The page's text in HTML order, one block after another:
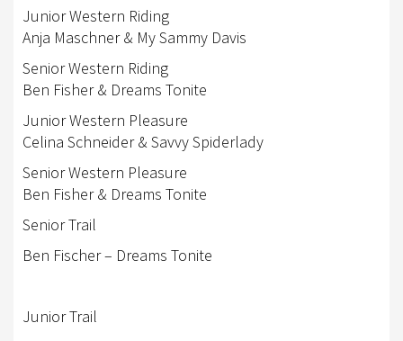
KIDS CLUB
JUGENDFÖRDERUNG
FREIZEIT
TERMINE
KURSFÖRDERUNG
AUSBILDUNG
Junior Western Riding
Anja Maschner & My Sammy Davis
Senior Western Riding
Ben Fisher & Dreams Tonite
Junior Western Pleasure
Celina Schneider & Savvy Spiderlady
Senior Western Pleasure
Ben Fisher & Dreams Tonite
Senior Trail
Ben Fischer – Dreams Tonite
Junior Trail